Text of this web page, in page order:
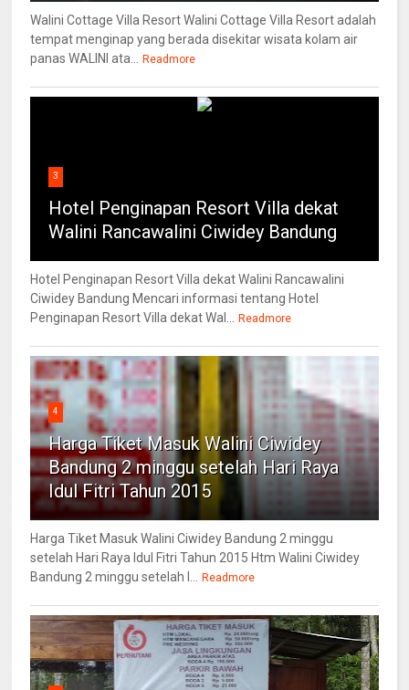
Walini Cottage Villa Resort Walini Cottage Villa Resort adalah
tempat menginap yang berada disekitar wisata kolam air
panas WALINI ata...
Readmore
3
Hotel Penginapan Resort Villa dekat
Walini Rancawalini Ciwidey Bandung
Hotel Penginapan Resort Villa dekat Walini Rancawalini
Ciwidey Bandung Mencari informasi tentang Hotel
Penginapan Resort Villa dekat Wal...
Readmore
4
Harga Tiket Masuk Walini Ciwidey
Bandung 2 minggu setelah Hari Raya
Idul Fitri Tahun 2015
Harga Tiket Masuk Walini Ciwidey Bandung 2 minggu
setelah Hari Raya Idul Fitri Tahun 2015 Htm Walini Ciwidey
Bandung 2 minggu setelah l...
Readmore